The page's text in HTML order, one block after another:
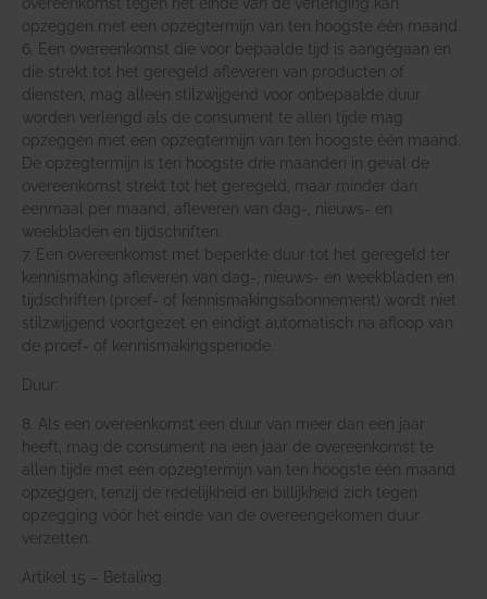
opzeggen met een opzegtermijn van ten hoogste één maand.
6. Een overeenkomst die voor bepaalde tijd is aangegaan en
die strekt tot het geregeld afleveren van producten of
diensten, mag alleen stilzwijgend voor onbepaalde duur
worden verlengd als de consument te allen tijde mag
opzeggen met een opzegtermijn van ten hoogste één maand.
De opzegtermijn is ten hoogste drie maanden in geval de
overeenkomst strekt tot het geregeld, maar minder dan
eenmaal per maand, afleveren van dag-, nieuws- en
weekbladen en tijdschriften.
7. Een overeenkomst met beperkte duur tot het geregeld ter
kennismaking afleveren van dag-, nieuws- en weekbladen en
tijdschriften (proef- of kennismakingsabonnement) wordt niet
stilzwijgend voortgezet en eindigt automatisch na afloop van
de proef- of kennismakingsperiode.
Duur:
8. Als een overeenkomst een duur van meer dan een jaar
heeft, mag de consument na een jaar de overeenkomst te
allen tijde met een opzegtermijn van ten hoogste één maand
opzeggen, tenzij de redelijkheid en billijkheid zich tegen
opzegging vóór het einde van de overeengekomen duur
verzetten.
Artikel 15 – Betaling